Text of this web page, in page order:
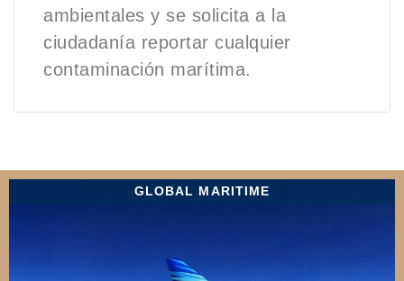
ambientales y se solicita a la
ciudadanía reportar cualquier
contaminación marítima.
GLOBAL MARITIME